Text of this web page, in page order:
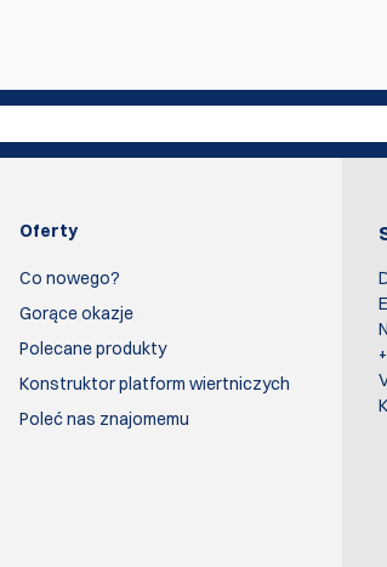
Oferty
Co nowego?
Gorące okazje
Polecane produkty
Konstruktor platform wiertniczych
Poleć nas znajomemu